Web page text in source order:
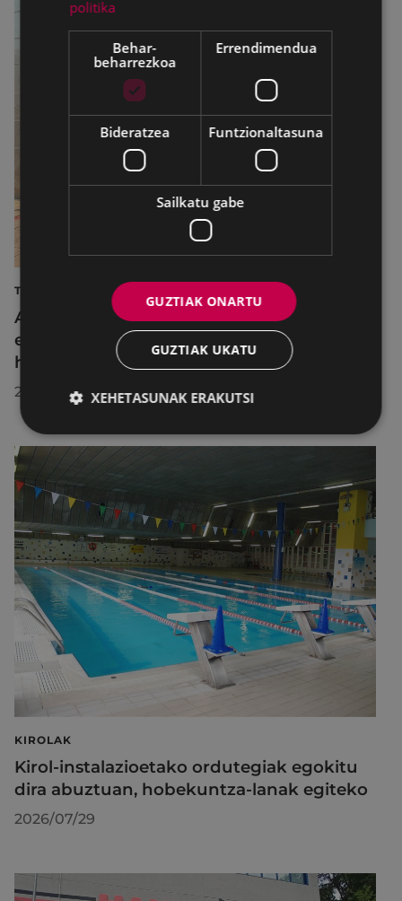
TURISMOA
Azahara Dominguez diputatuak Eibarko
eraldaketa turistikoa nabarmendu du
herrira egin duen bisitan
2026/07/30
KIROLAK
Kirol-instalazioetako ordutegiak egokitu
dira abuztuan, hobekuntza-lanak egiteko
2026/07/29
politika
Behar-
beharrezkoa
Errendimendua
Bideratzea Funtzionaltasuna
Sailkatu gabe
GUZTIAK ONARTU
GUZTIAK UKATU
XEHETASUNAK ERAKUTSI